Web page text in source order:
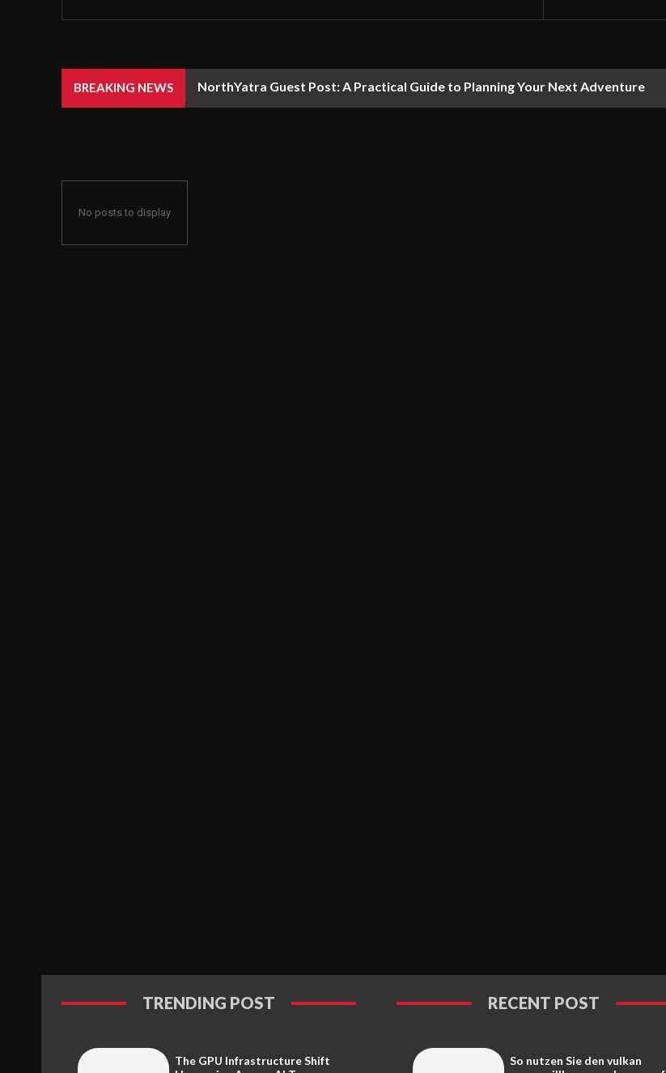
BREAKING NEWS NorthYatra Guest Post: A Practical Guide to Planning Your Next Adventure
No posts to display
TRENDING POST
The GPU Infrastructure Shift
RECENT POST
So nutzen Sie den vulkan